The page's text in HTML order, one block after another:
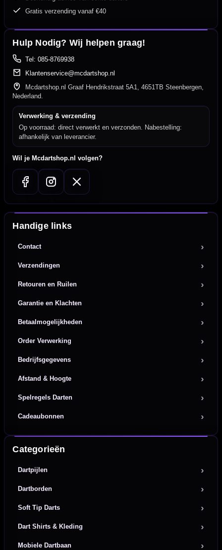
Gratis verzending vanaf €40
Hulp Nodig? Wij helpen graag!
Tel: 085-8769938
Klantenservice@mcdartshop.nl
Mcdartshop.nl Graaf Hendrikstraat 5A1, 4651TB Steenbergen,
Nederland.
Verwerking & verzending
Op voorraad: direct verwerkt en verzonden. Nabestelling:
afhankelijk van leverancier.
Wil je Mcdartshop.nl volgen?
Handige links
Contact
Verzendingen
Retouren en Ruilen
Garantie en Klachten
Betaalmogelijkheden
Order Verwerking
Bedrijfsgegevens
Afstand & Hoogte
Spelregels Darten
Cadeaubonnen
Categorieën
Dartpijlen
Dartborden
Soft Tip Darts
Dart Shirts & Kleding
Mobiele Dartbaan